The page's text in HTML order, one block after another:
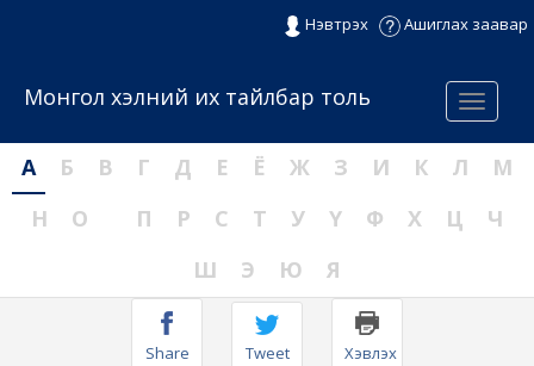
Нэвтрэх Ашиглах заавар
Menu
Монгол хэлний их тайлбар толь
А Б В Г Д Е Ё Ж З И К Л
М
Н
О П Р С Т У Ү Ф Х Ц
Ч
Ш
Э Ю Я
Share Tweet Хэвлэх